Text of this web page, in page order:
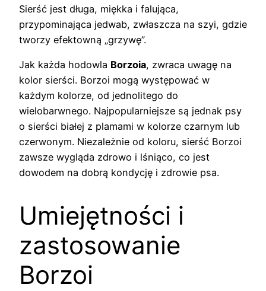
Sierść jest długa, miękka i falująca,
przypominająca jedwab, zwłaszcza na szyi, gdzie
tworzy efektowną „grzywę”.
Jak każda hodowla Borzoia, zwraca uwagę na
kolor sierści. Borzoi mogą występować w
każdym kolorze, od jednolitego do
wielobarwnego. Najpopularniejsze są jednak psy
o sierści białej z plamami w kolorze czarnym lub
czerwonym. Niezależnie od koloru, sierść Borzoi
zawsze wygląda zdrowo i lśniąco, co jest
dowodem na dobrą kondycję i zdrowie psa.
Umiejętności i
zastosowanie
Borzoi